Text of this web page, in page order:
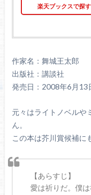
楽天ブックスで探す
作家名：舞城王太郎
出版社：講談社
発売日：2008年6月13
元々はライトノベルや
ん。
この本は芥川賞候補に
【あらすじ】
愛は祈りだ。僕